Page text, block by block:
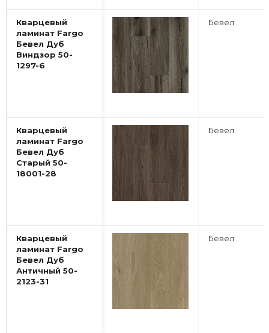
Кварцевый
ламинат Fargo
Бевел Дуб
Виндзор 50-
1297-6
Бевел
Кварцевый
ламинат Fargo
Бевел Дуб
Старый 50-
18001-28
Бевел
Кварцевый
ламинат Fargo
Бевел Дуб
Античный 50-
2123-31
Бевел